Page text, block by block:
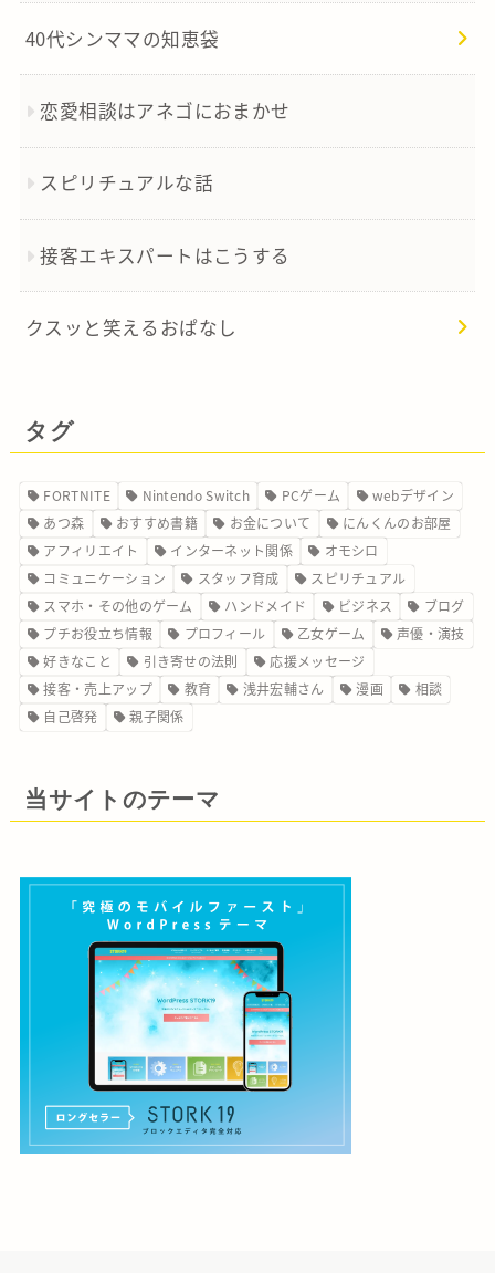
40代シンママの知恵袋
恋愛相談はアネゴにおまかせ
スピリチュアルな話
接客エキスパートはこうする
クスッと笑えるおぱなし
タグ
FORTNITE Nintendo Switch PCゲーム
webデザイン
あつ森
おすすめ書籍 お金について
にんくんのお部屋
アフィリエイト
インターネット関係
オモシロ
コミュニケーション
スタッフ育成
スピリチュアル
スマホ・その他のゲーム
ハンドメイド ビジネス
ブログ
プチお役立ち情報
プロフィール 乙女ゲーム
声優・演技
好きなこと
引き寄せの法則
応援メッセージ
接客・売上アップ
教育 浅井宏輔さん 漫画
相談
自己啓発
親子関係
当サイトのテーマ